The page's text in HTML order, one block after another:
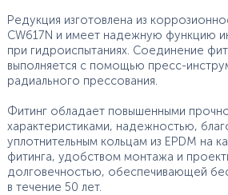
Редукция изготовлена из
CW617N и имеет надежную функцию
при гидроиспытаниях. Соединение
выполняется с помощью пресс-
радиального прессования.
Фитинг обладает повышенными
характеристиками, надежностью,
уплотнительным кольцам из EPDM на
фитинга, удобством монтажа и
долговечностью, обеспечивающей
в течение 50 лет.